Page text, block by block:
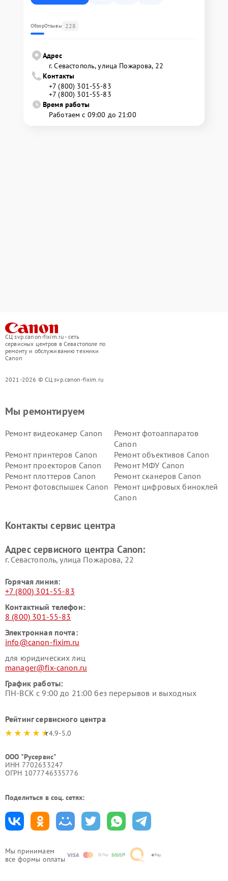
ОбзорОтзывы 228
Адрес
г. Севастополь, улица Пожарова, 22
Контакты
+7 (800) 301-55-83
+7 (800) 301-55-83
Время работы
Работаем с 09:00 до 21:00
СЦ svp.canon-fixim.ru - сеть
сервисных центров в Севастополе по
ремонту и обслуживанию техники
Canon
2021-2026 © СЦ svp.canon-fixim.ru
Мы принимаем
все формы оплаты
Мы ремонтируем
Ремонт видеокамер Canon
Ремонт фотоаппаратов
Canon
Ремонт принтеров Canon
Ремонт объективов Canon
Ремонт проекторов Canon
Ремонт МФУ Canon
Ремонт плоттеров Canon
Ремонт сканеров Canon
Ремонт фотовспышек Canon
Ремонт цифровых биноклей
Canon
Контакты сервис центра
Адрес сервисного центра Canon:
г. Севастополь, улица Пожарова, 22
Горячая линия:
+7 (800) 301-55-83
Контактный телефон:
8 (800) 301-55-83
Электронная почта:
info@canon-fixim.ru
для юридических лиц
manager@fix-canon.ru
График работы:
ПН-ВСК с 9:00 до 21:00 без перерывов и выходных
Рейтинг сервисного центра
4.9-5.0
ООО "Русервис"
ИНН 7702633247
ОГРН 1077746335776
Поделиться в соц. сетях: